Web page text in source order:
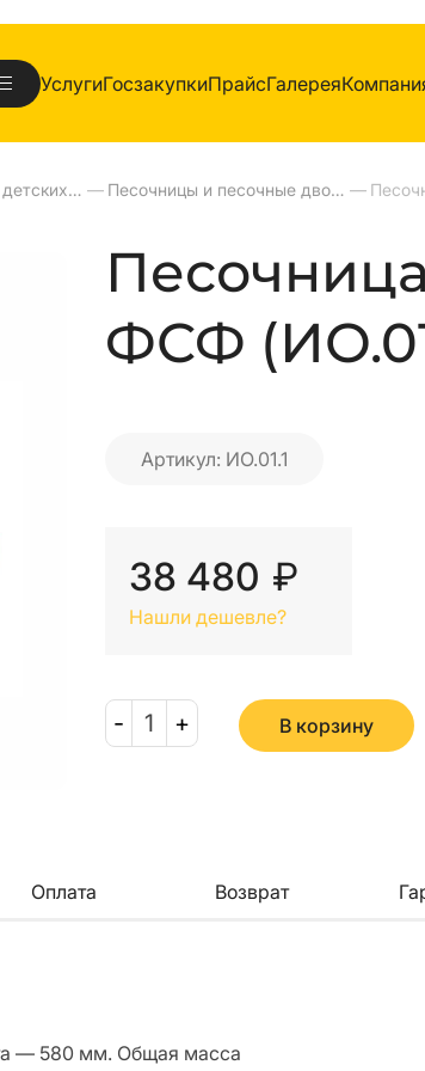
УслугиГосзакупкиПрайсГалерея
Оборудование для детских площадок — Песочницы и песочные дворики —
ФСФ
Артикул: ИО.01.1
38 480 ₽
Нашли дешевле?
- 1 + В корзину
Оплата Возврат
— 580 мм. Общая масса